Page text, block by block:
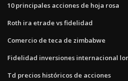
10 principales acciones de hoja rosa
Roth ira etrade vs fidelidad
Comercio de teca de zimbabwe
Fidelidad inversiones internacional
Td precios históricos de acciones